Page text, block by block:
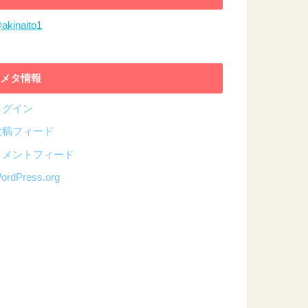
メタ情報
グイン
稿フィード
メントフィード